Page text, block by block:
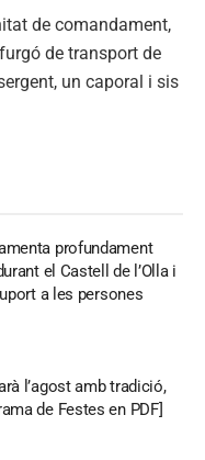
de comandament,
de transport de
un caporal i sis
profundament
el Castell de l’Olla i
a les persones
l’agost amb tradició,
de Festes en PDF]